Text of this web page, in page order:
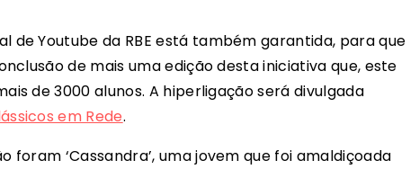
de Youtube da RBE está também garantida, para que
de mais uma edição desta iniciativa que, este
de 3000 alunos. A hiperligação será divulgada
em Rede.
foram ‘Cassandra’, uma jovem que foi amaldiçoada